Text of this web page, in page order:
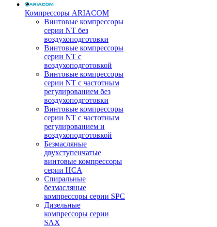
Компрессоры ARIACOM
Винтовые компрессоры
серии NT без
воздухоподготовки
Винтовые компрессоры
серии NT c
воздухоподготовкой
Винтовые компрессоры
серии NT с частотным
регулированием без
воздухоподготовки
Винтовые компрессоры
серии NT с частотным
регулированием и
воздухоподготовкой
Безмасляные
двухступенчатые
винтовые компрессоры
серии HCA
Спиральные
безмасляные
компрессоры серии SPC
Дизельные
компрессоры серии
SAX